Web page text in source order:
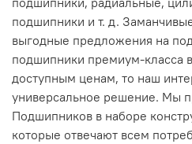
подшипники и т. д.
выгодные предложения на
подшипники премиум-класса
доступным ценам, то наш
универсальное решение. Мы
Подшипников в наборе
которые отвечают всем